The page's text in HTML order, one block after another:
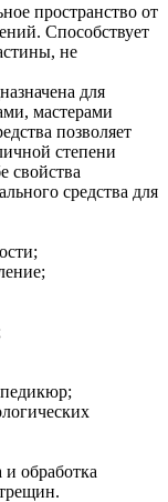
пространство от
Способствует
не
для
мастерами
позволяет
степени
свойства
средства для
и обработка